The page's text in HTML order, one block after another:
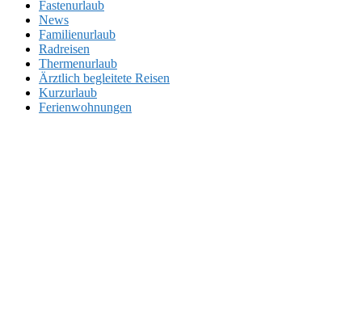
Fastenurlaub
News
Familienurlaub
Radreisen
Thermenurlaub
Ärztlich begleitete Reisen
Kurzurlaub
Ferienwohnungen